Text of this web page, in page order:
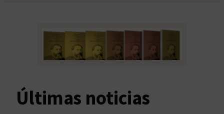
Últimas noticias